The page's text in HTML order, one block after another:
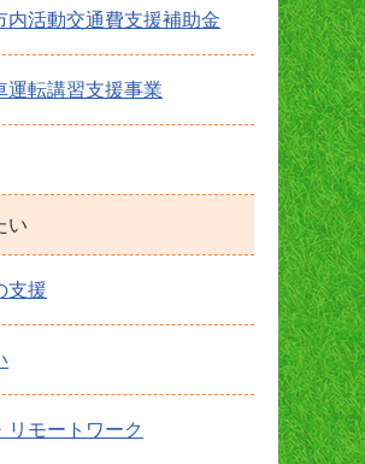
内活動交通費支援補助金
運転講習支援事業
い
支援
リモートワーク